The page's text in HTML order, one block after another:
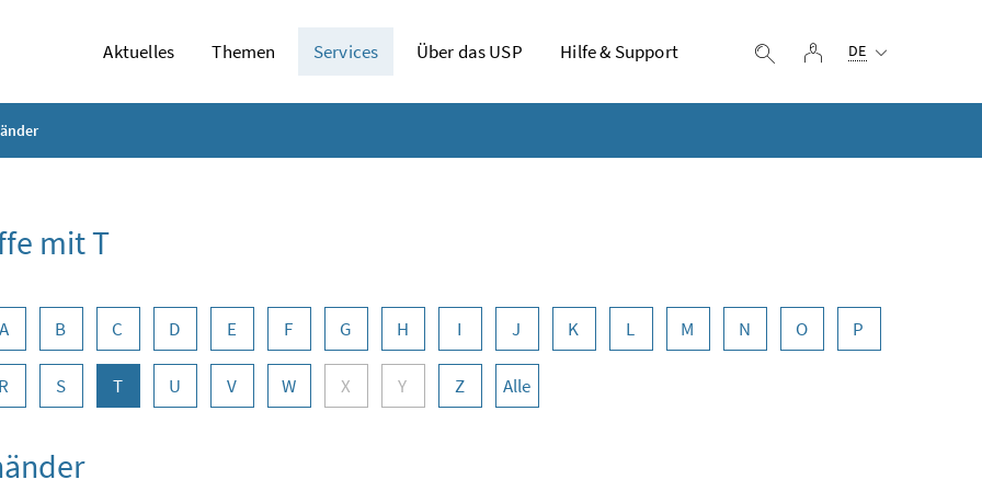
Aktuelles Themen Services Über das USP Hilfe & Support Suche einblenden
Login
DE
mit T
A B C D E F G H I J K L M N O P
R S T U V W X Y Z Alle